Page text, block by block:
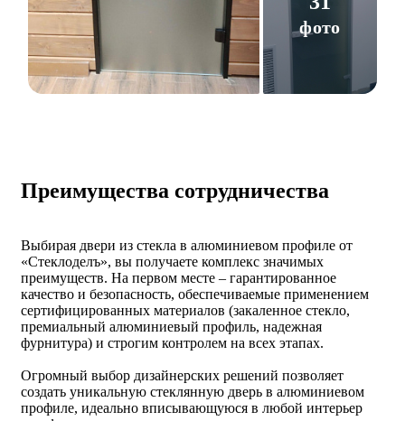
фото
Преимущества сотрудничества
Выбирая двери из стекла в алюминиевом профиле от
«Стеклоделъ», вы получаете комплекс значимых
преимуществ. На первом месте – гарантированное
качество и безопасность, обеспечиваемые применением
сертифицированных материалов (закаленное стекло,
премиальный алюминиевый профиль, надежная
фурнитура) и строгим контролем на всех этапах.
Огромный выбор дизайнерских решений позволяет
создать уникальную стеклянную дверь в алюминиевом
профиле, идеально вписывающуюся в любой интерьер